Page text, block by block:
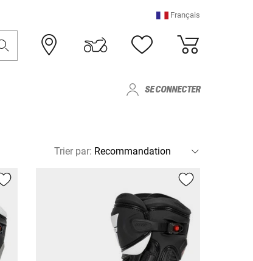
Français
SE CONNECTER
Trier par: